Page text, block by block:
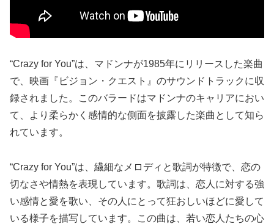
“Crazy for You”は、マドンナが1985年にリリースした楽曲
で、映画『ビジョン・クエスト』のサウンドトラックに収
録されました。このバラードはマドンナのキャリアにおい
て、より柔らかく感情的な側面を披露した楽曲として知ら
れています。
“Crazy for You”は、繊細なメロディと歌詞が特徴で、恋の
切なさや情熱を表現しています。歌詞は、恋人に対する強
い感情と愛を歌い、その人にとって狂おしいほどに愛して
いる様子を描写しています。この曲は、若い恋人たちの心